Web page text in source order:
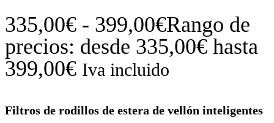
335,00€ - 399,00€Rango de
precios: desde 335,00€ hasta
399,00€ Iva incluido
Filtros de rodillos de estera de vellón inteligentes